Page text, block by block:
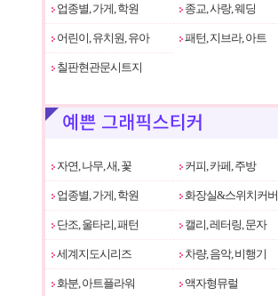
업종별, 가게, 학원 종교, 사랑, 웨딩
어린이, 유치원, 유아 패턴, 지브라, 아트
칠판현관문시트지
자연, 나무, 새, 꽃 커피, 카페, 주방
업종별, 가게, 학원 화장실&스위치커버
단조, 울타리, 패턴 캘리, 레터링, 문자
세계지도시리즈 차량, 음악, 비행기
화분, 아트플라워 액자형뮤럴